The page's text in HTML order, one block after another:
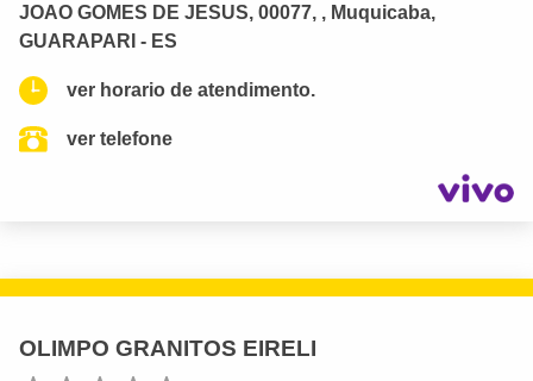
JOAO GOMES DE JESUS, 00077, , Muquicaba,
GUARAPARI - ES
ver horario de atendimento.
ver telefone
OLIMPO GRANITOS EIRELI